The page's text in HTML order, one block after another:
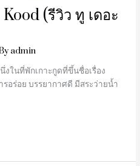
(รีวิว ทู เดอะ
admin
ในที่พักเกาะกูดที่ขึ้นชื่อเรื่อง
อร่อย บรรยากาศดี มีสระว่ายน้ำ